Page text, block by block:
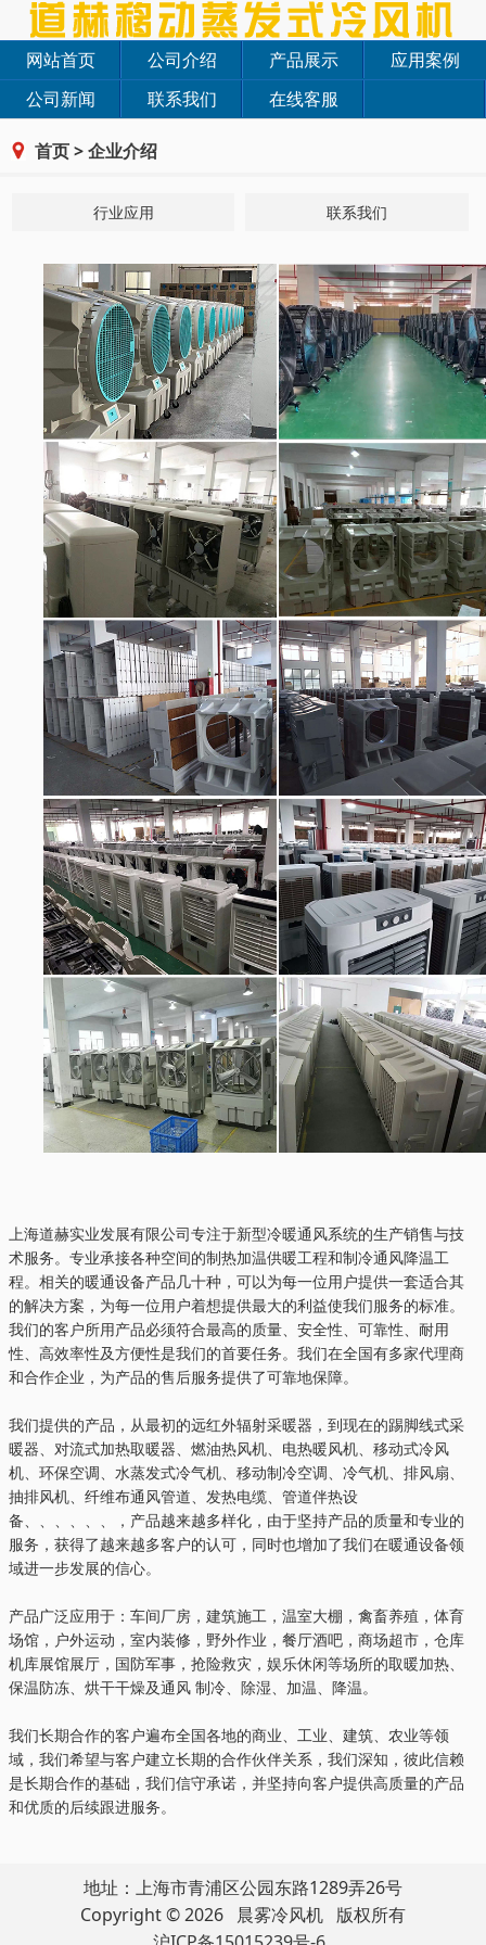
网站首页 公司介绍 产品展示
应用案例
公司新闻
联系我们 在线客服
首页>企业介绍
行业应用 联系我们
上海道赫实业发展有限公司专注于新型冷暖通风系统的生产销售与技
术服务。专业承接各种空间的制热加温供暖工程和制冷通风降温工
程。相关的暖通设备产品几十种，可以为每一位用户提供一套适合其
的解决方案，为每一位用户着想提供最大的利益使我们服务的标准。
我们的客户所用产品必须符合最高的质量、安全性、可靠性、耐用
性、高效率性及方便性是我们的首要任务。我们在全国有多家代理商
和合作企业，为产品的售后服务提供了可靠地保障。
我们提供的产品，从最初的远红外辐射采暖器，到现在的踢脚线式采
暖器、对流式加热取暖器、燃油热风机、电热暖风机、移动式冷风
机、环保空调、水蒸发式冷气机、移动制冷空调、冷气机、排风扇、
抽排风机、纤维布通风管道、发热电缆、管道伴热设
备、、、、、、，产品越来越多样化，由于坚持产品的质量和专业的
服务，获得了越来越多客户的认可，同时也增加了我们在暖通设备领
域进一步发展的信心。
产品广泛应用于：车间厂房，建筑施工，温室大棚，禽畜养殖，体育
场馆，户外运动，室内装修，野外作业，餐厅酒吧，商场超市，仓库
机库展馆展厅，国防军事，抢险救灾，娱乐休闲等场所的取暖加热、
保温防冻、烘干干燥及通风 制冷、除湿、加温、降温。
我们长期合作的客户遍布全国各地的商业、工业、建筑、农业等领
域，我们希望与客户建立长期的合作伙伴关系，我们深知，彼此信赖
是长期合作的基础，我们信守承诺，并坚持向客户提供高质量的产品
和优质的后续跟进服务。
地址：上海市青浦区公园东路1289弄26号
Copyright © 2026 晨雾冷风机 版权所有